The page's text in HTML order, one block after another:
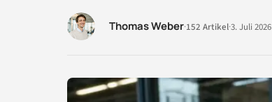
Thomas Weber·152 Artikel·3. Juli 2026